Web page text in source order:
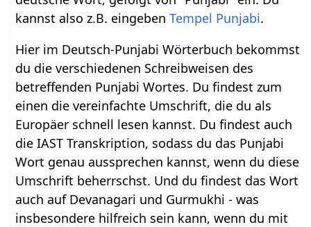
kannst also z.B. eingebenTempel Punjabi.
Hier im Deutsch-Punjabi Wörterbuch bekommst
du die verschiedenen Schreibweisen des
betreffenden Punjabi Wortes. Du findest zum
einen die vereinfachte Umschrift, die du als
Europäer schnell lesen kannst. Du findest auch
die IAST Transkription, sodass du das Punjabi
Wort genau aussprechen kannst, wenn du diese
Umschrift beherrschst. Und du findest das Wort
auch auf Devanagari und Gurmukhi - was
insbesondere hilfreich sein kann, wenn du mit